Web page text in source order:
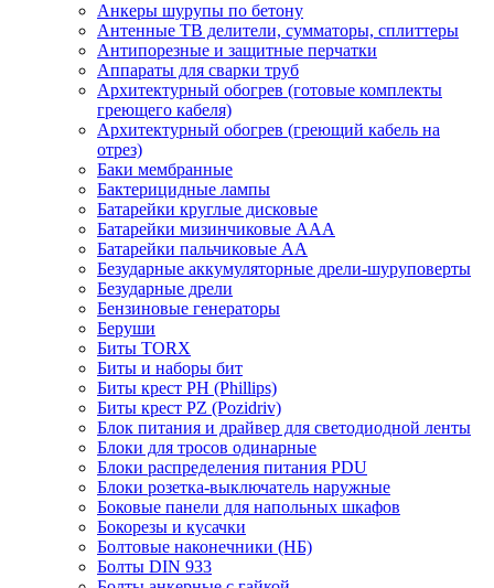
Анкеры шурупы по бетону
Антенные ТВ делители, сумматоры, сплиттеры
Антипорезные и защитные перчатки
Аппараты для сварки труб
Архитектурный обогрев (готовые комплекты
греющего кабеля)
Архитектурный обогрев (греющий кабель на
отрез)
Баки мембранные
Бактерицидные лампы
Батарейки круглые дисковые
Батарейки мизинчиковые ААА
Батарейки пальчиковые АА
Безударные аккумуляторные дрели-шуруповерты
Безударные дрели
Бензиновые генераторы
Беруши
Биты TORX
Биты и наборы бит
Биты крест PH (Phillips)
Биты крест PZ (Pozidriv)
Блок питания и драйвер для светодиодной ленты
Блоки для тросов одинарные
Блоки распределения питания PDU
Блоки розетка-выключатель наружные
Боковые панели для напольных шкафов
Бокорезы и кусачки
Болтовые наконечники (НБ)
Болты DIN 933